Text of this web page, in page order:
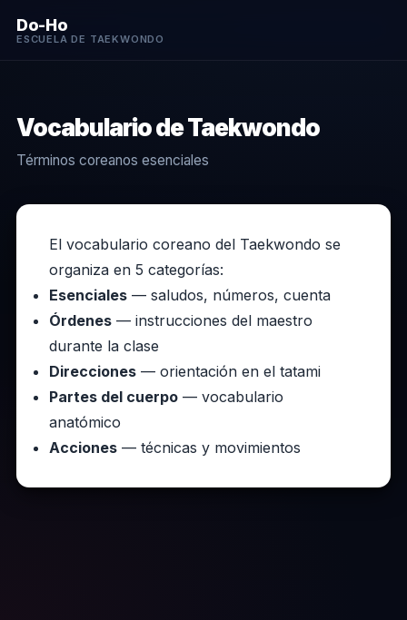
Do-Ho
ESCUELA DE TAEKWONDO
Vocabulario de Taekwondo
Términos coreanos esenciales
El vocabulario coreano del Taekwondo se
organiza en 5 categorías:
Esenciales — saludos, números, cuenta
Órdenes — instrucciones del maestro
durante la clase
Direcciones — orientación en el tatami
Partes del cuerpo — vocabulario
anatómico
Acciones — técnicas y movimientos